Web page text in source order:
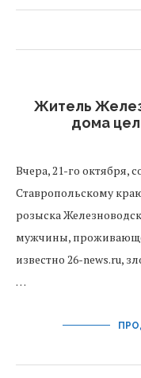
Житель
дома
Вчера, 21-го
Ставропольскому
розыска
мужчины,
известно 26-news.ru,
…